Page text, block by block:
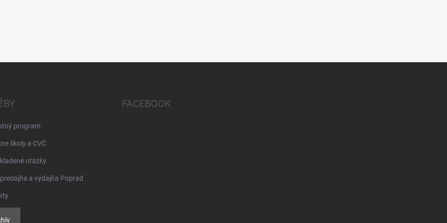
program
školy a CVČ
otázky
a výdajňa Poprad
FACEBOOK